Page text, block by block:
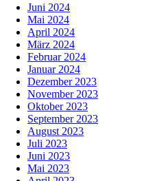
Juni 2024
Mai 2024
April 2024
März 2024
Februar 2024
Januar 2024
Dezember 2023
November 2023
Oktober 2023
September 2023
August 2023
Juli 2023
Juni 2023
Mai 2023